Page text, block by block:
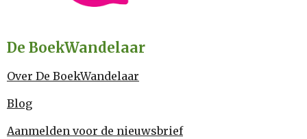
De BoekWandelaar
Over De BoekWandelaar
Blog
Aanmelden voor de nieuwsbrief